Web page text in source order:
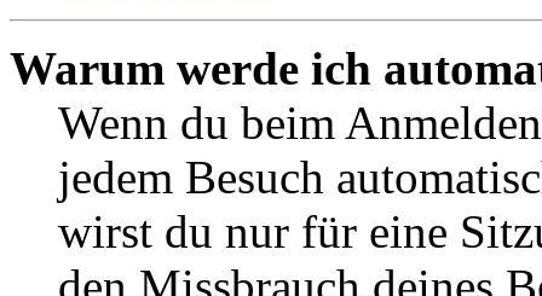
Warum werde ich
Wenn du beim
jedem Besuch
wirst du nur für eine
den Missbrauch deines